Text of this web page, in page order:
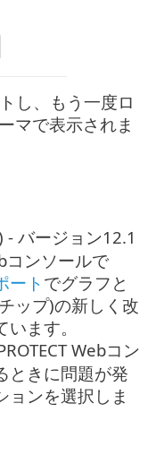
し、もう一度ロ
マで表示されま
- バージョン12.1
コンソールで
ート でグラフと
ップ)の新しく改
ます。
Webコン
ときに問題が発
ョンを選択しま